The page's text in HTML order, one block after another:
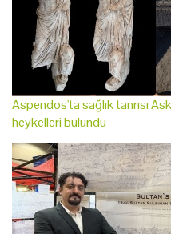
Aspendos'ta sağlık tanrısı
heykelleri bulundu